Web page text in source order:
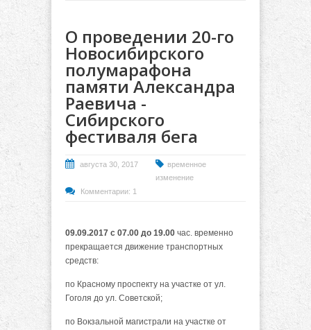
О проведении 20-го
Новосибирского
полумарафона
памяти Александра
Раевича -
Сибирского
фестиваля бега
августа 30, 2017
временное
изменение
Комментарии: 1
09.09.2017 с 07.00 до 19.00 час. временно
прекращается движение транспортных
средств:
по Красному проспекту на участке от ул.
Гоголя до ул. Советской;
по Вокзальной магистрали на участке от